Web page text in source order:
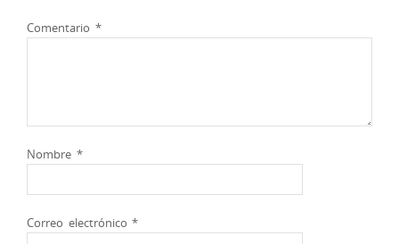
Comentario *
Nombre *
Correo electrónico*